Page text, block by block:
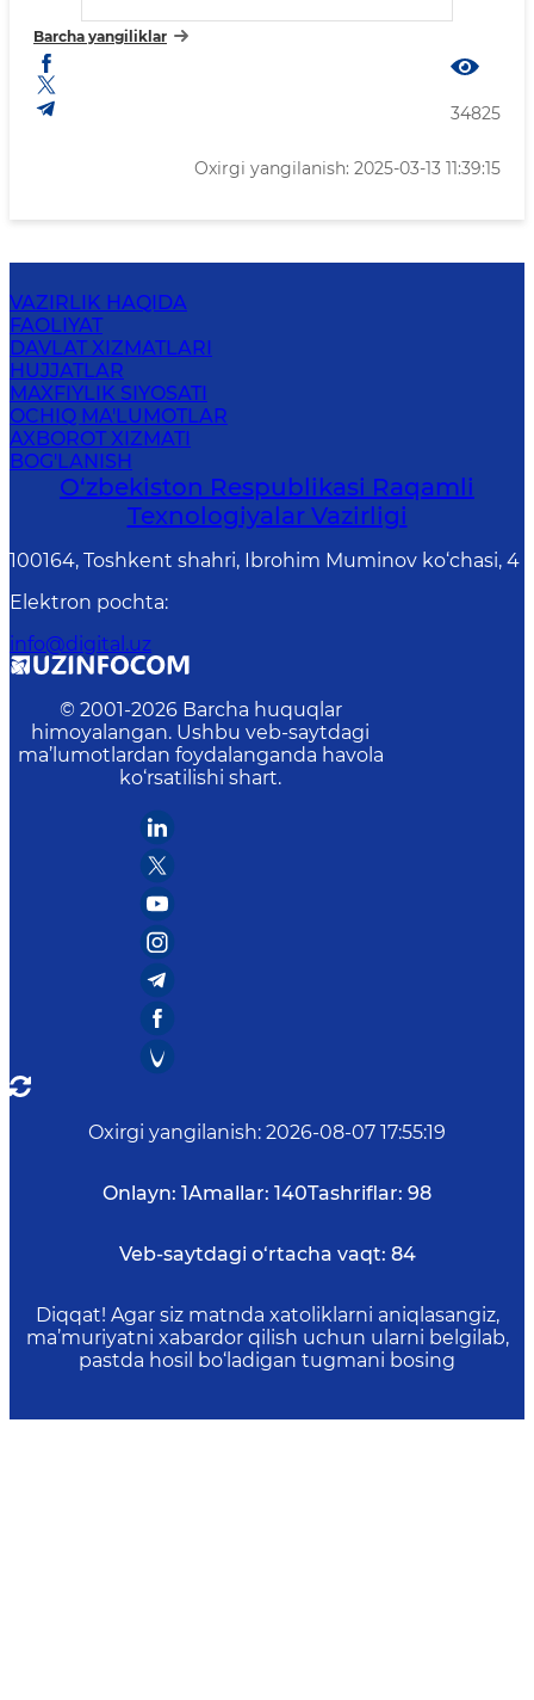
Barcha yangiliklar
34825
Oxirgi yangilanish: 2025-03-13 11:39:15
VAZIRLIK HAQIDA
FAOLIYAT
DAVLAT XIZMATLARI
HUJJATLAR
MAXFIYLIK SIYOSATI
OCHIQ MA'LUMOTLAR
AXBOROT XIZMATI
BOG'LANISH
O‘zbekiston Respublikasi Raqamli
Texnologiyalar Vazirligi
100164, Toshkent shahri, Ibrohim Muminov ko‘chasi, 4
Elektron pochta:
info@digital.uz
© 2001-2026 Barcha huquqlar
himoyalangan. Ushbu veb-saytdagi
ma’lumotlardan foydalanganda havola
ko‘rsatilishi shart.
Oxirgi yangilanish: 2026-08-07 17:55:19
Onlayn: 1Amallar: 140Tashriflar: 98
Veb-saytdagi o‘rtacha vaqt: 84
Diqqat! Agar siz matnda xatoliklarni aniqlasangiz,
ma’muriyatni xabardor qilish uchun ularni belgilab,
pastda hosil bo‘ladigan tugmani bosing